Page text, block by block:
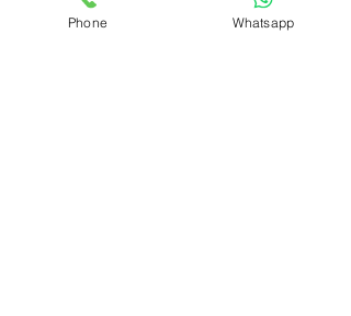
Phone Whatsapp